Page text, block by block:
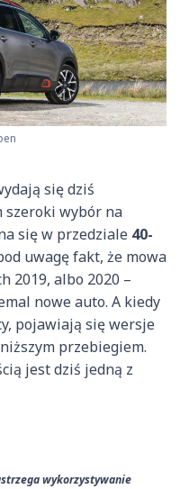
się dziś
szeroki wybór na
się w przedziale 40-
uwagę fakt, że mowa
2019, albo 2020 –
nowe auto. A kiedy
pojawiają się wersje
przebiegiem.
jest dziś jedną z
wykorzystywanie